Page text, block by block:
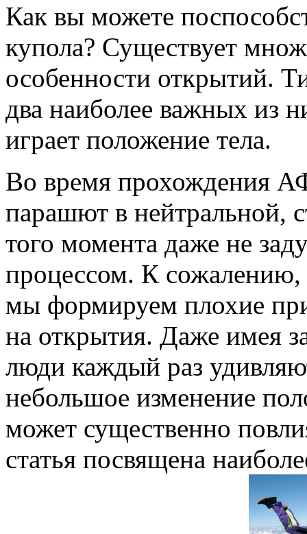
Как вы можете
купола? Существует
особенности открытий.
два наиболее важных из
играет положение тела.
Во время прохождения
парашют в нейтральной,
того момента даже не
процессом. К сожалению,
мы формируем плохие
на открытия. Даже имея
люди каждый раз
небольшое изменение
может существенно
статья посвящена